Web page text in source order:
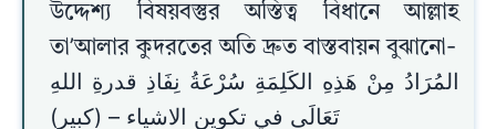
উদ্দেশ্য বিষয়বস্তুর অস্তিত্ব বিধানে আল্লাহ
তা’আলার কুদরতের অতি দ্রুত বাস্তবায়ন বুঝানো-
المُرَادُ مِنْ هَذِهِ الكَلِمَةِ سُرْعَةُ نِفَاذِ قدرةِ اللهِ
تَعَالَى في تكوين الاشياء – (كبير)